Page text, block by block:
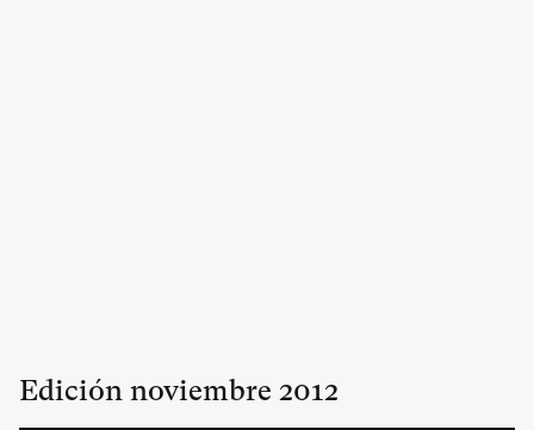
Edición noviembre 2012